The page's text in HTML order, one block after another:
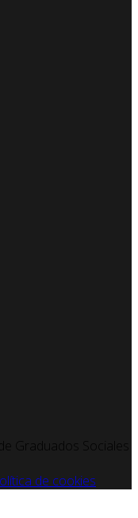
Graduados Sociales
de cookies